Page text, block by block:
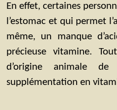
En effet, certaines
l’estomac et qui permet
même, un manque
précieuse vitamine.
d’origine animale
supplémentation en